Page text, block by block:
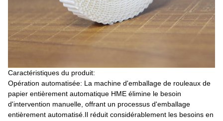
Caractéristiques du produit:
Opération automatisée: La machine d'emballage de rouleaux de
papier entièrement automatique HME élimine le besoin
d'intervention manuelle, offrant un processus d'emballage
entièrement automatisé.Il réduit considérablement les besoins en